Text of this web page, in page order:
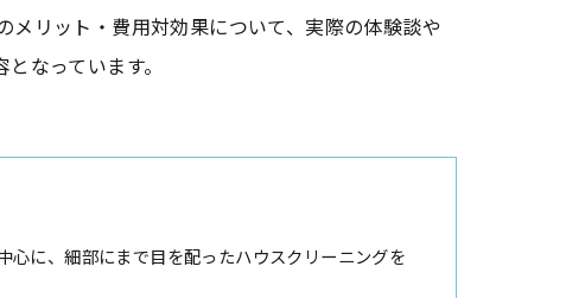
リット・費用対効果について、実際の体験談や
なっています。
に、細部にまで目を配ったハウスクリーニングを